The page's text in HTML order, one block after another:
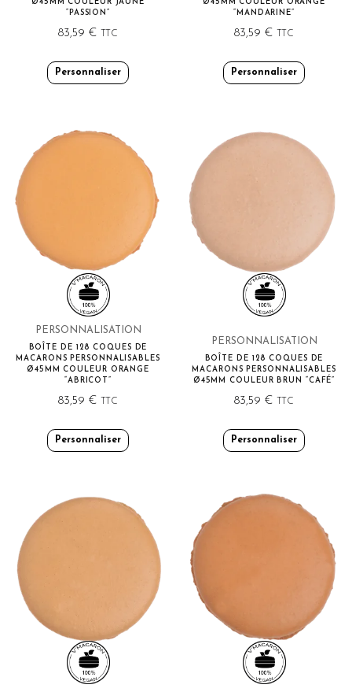
Ø45MM COULEUR JAUNE
“PASSION”
83,59 € TTC
Personnaliser
Ø45MM COULEUR ORANGE
“MANDARINE”
83,59 € TTC
Personnaliser
PERSONNALISATION
BOÎTE DE 128 COQUES DE
MACARONS PERSONNALISABLES
Ø45MM COULEUR ORANGE
“ABRICOT”
83,59 € TTC
Personnaliser
PERSONNALISATION
BOÎTE DE 128 COQUES DE
MACARONS PERSONNALISABLES
Ø45MM COULEUR BRUN “CAFÉ”
83,59 € TTC
Personnaliser